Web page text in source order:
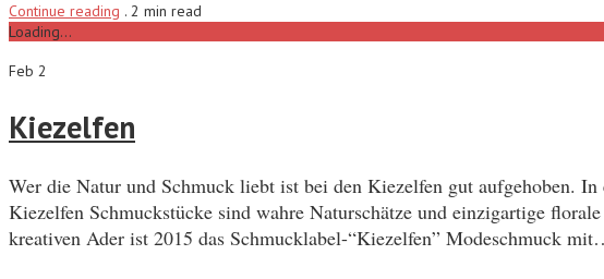
Continue reading . 2 min read
Loading...
Feb 2
Kiezelfen
Wer die Natur und Schmuck liebt ist bei den Kiezelfen gut aufgehoben.
Kiezelfen Schmuckstücke sind wahre Naturschätze und einzigartige
kreativen Ader ist 2015 das Schmucklabel-“Kiezelfen” Modeschmuck